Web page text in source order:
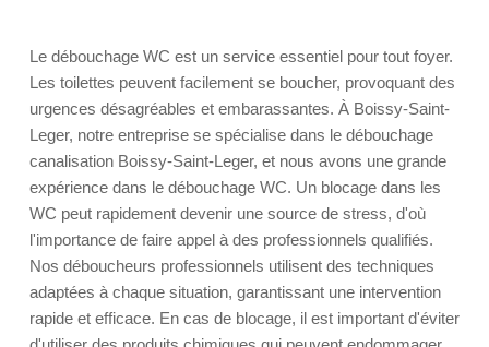
Le débouchage WC est un service essentiel pour tout foyer.
Les toilettes peuvent facilement se boucher, provoquant des
urgences désagréables et embarassantes. À Boissy-Saint-
Leger, notre entreprise se spécialise dans le débouchage
canalisation Boissy-Saint-Leger, et nous avons une grande
expérience dans le débouchage WC. Un blocage dans les
WC peut rapidement devenir une source de stress, d'où
l'importance de faire appel à des professionnels qualifiés.
Nos déboucheurs professionnels utilisent des techniques
adaptées à chaque situation, garantissant une intervention
rapide et efficace. En cas de blocage, il est important d'éviter